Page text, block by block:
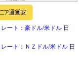
ート：豪ドル/米ドル 日
ート：ＮＺドル/米ドル 日